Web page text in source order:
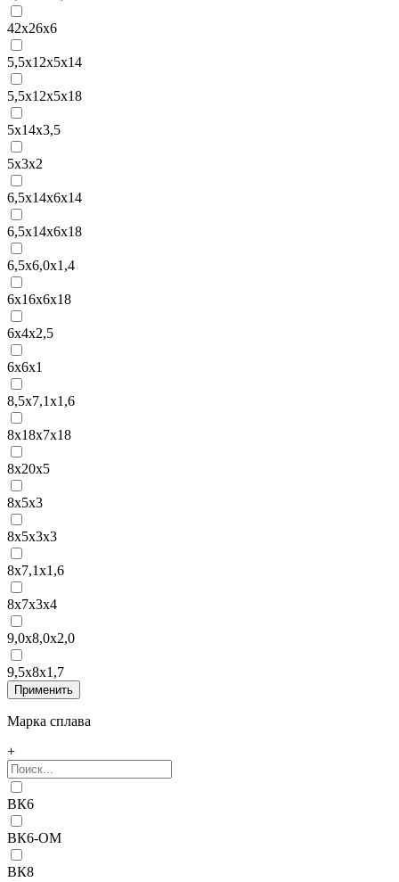
42x26x6
5,5x12x5x14
5,5x12x5x18
5x14x3,5
5x3x2
6,5x14x6x14
6,5x14x6x18
6,5x6,0x1,4
6x16x6x18
6x4x2,5
6x6x1
8,5x7,1x1,6
8x18x7x18
8x20x5
8x5x3
8x5x3x3
8x7,1x1,6
8x7x3x4
9,0x8,0x2,0
9,5x8x1,7
Марка сплава
+
ВК6
ВК6-ОМ
ВК8